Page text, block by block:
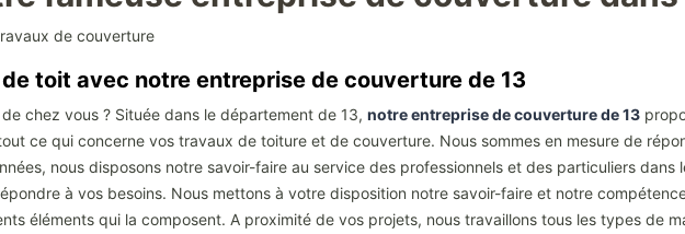
de couverture
toit avec notre entreprise de couverture de 13
chez vous ? Située dans le département de 13, notre entreprise de couverture de 13
ce qui concerne vos travaux de toiture et de couverture. Nous sommes en mesure de
nous disposons notre savoir-faire au service des professionnels et des particuliers dans
à vos besoins. Nous mettons à votre disposition notre savoir-faire et notre
éléments qui la composent. A proximité de vos projets, nous travaillons tous les types de